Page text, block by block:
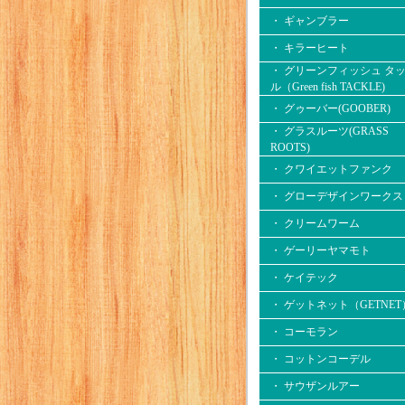
・ ギャンブラー
・ キラーヒート
・ グリーンフィッシュ タ
ル（Green fish TACKLE)
・ グゥーバー(GOOBER)
・ グラスルーツ(GRASS
ROOTS)
・ クワイエットファンク
・ グローデザインワークス
・ クリームワーム
・ ゲーリーヤマモト
・ ケイテック
・ ゲットネット（GETNET
・ コーモラン
・ コットンコーデル
・ サウザンルアー